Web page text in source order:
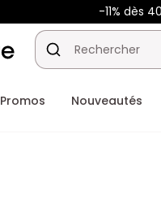
-11% dès
Promos Nouveautés